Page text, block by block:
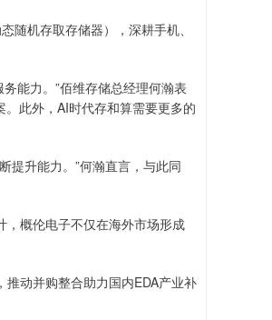
机存取存储器），深耕手机、
能力。”佰维存储总经理何瀚表
此外，AI时代存和算需要更多的
升能力。”何瀚直言，与此同
概伦电子不仅在海外市场形成
动并购整合助力国内EDA产业补